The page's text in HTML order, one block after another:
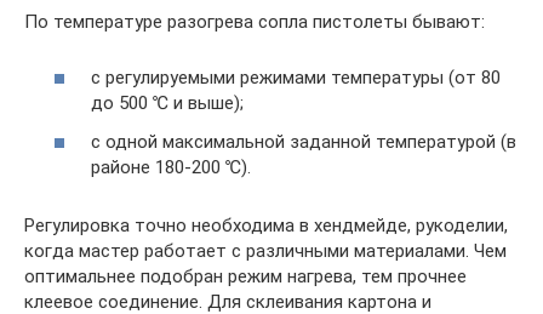
По температуре разогрева сопла пистолеты бывают:
с регулируемыми режимами температуры (от 80
до 500 ℃ и выше);
с одной максимальной заданной температурой (в
районе 180-200 ℃).
Регулировка точно необходима в хендмейде, рукоделии,
когда мастер работает с различными материалами. Чем
оптимальнее подобран режим нагрева, тем прочнее
клеевое соединение. Для склеивания картона и